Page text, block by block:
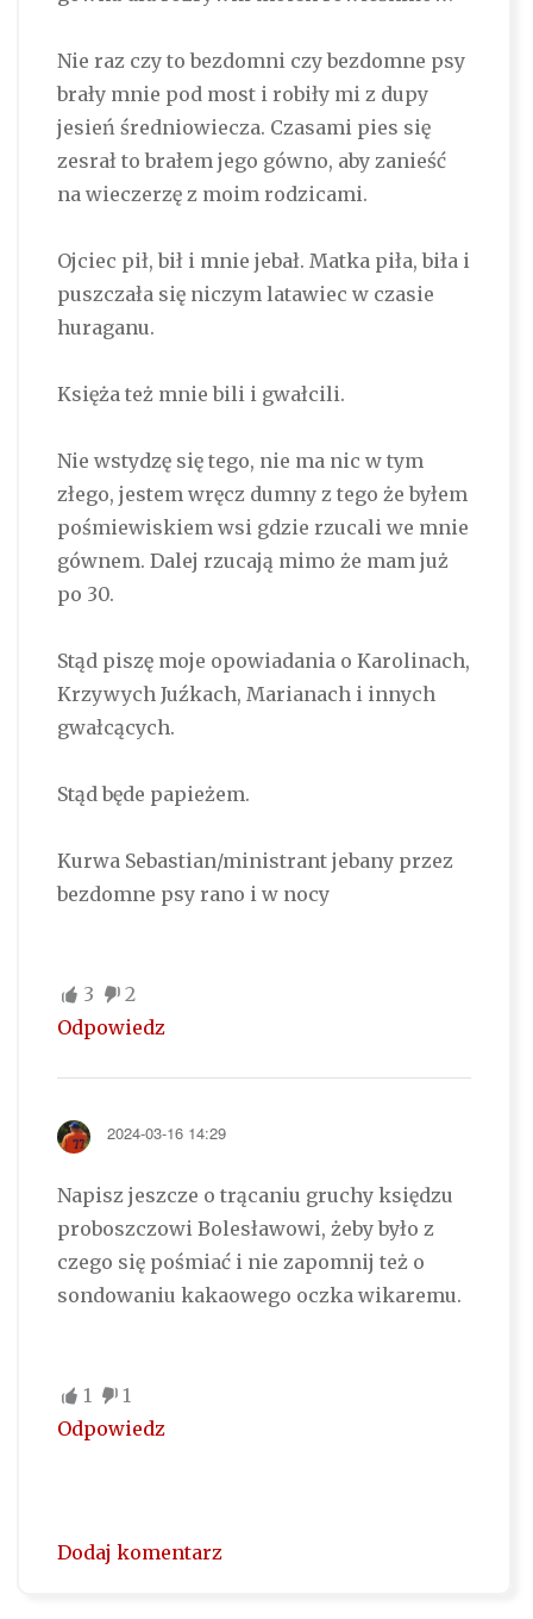
Nie raz czy to bezdomni czy bezdomne psy
brały mnie pod most i robiły mi z dupy
jesień średniowiecza. Czasami pies się
zesrał to brałem jego gówno, aby zanieść
na wieczerzę z moim rodzicami.
Ojciec pił, bił i mnie jebał. Matka piła, biła i
puszczała się niczym latawiec w czasie
huraganu.
Księża też mnie bili i gwałcili.
Nie wstydzę się tego, nie ma nic w tym
złego, jestem wręcz dumny z tego że byłem
pośmiewiskiem wsi gdzie rzucali we mnie
gównem. Dalej rzucają mimo że mam już
po 30.
Stąd piszę moje opowiadania o Karolinach,
Krzywych Juźkach, Marianach i innych
gwałcących.
Stąd będe papieżem.
Kurwa Sebastian/ministrant jebany przez
bezdomne psy rano i w nocy
3
2
Odpowiedz
2024-03-16 14:29
Napisz jeszcze o trącaniu gruchy księdzu
proboszczowi Bolesławowi, żeby było z
czego się pośmiać i nie zapomnij też o
sondowaniu kakaowego oczka wikaremu.
1
1
Odpowiedz
Dodaj komentarz